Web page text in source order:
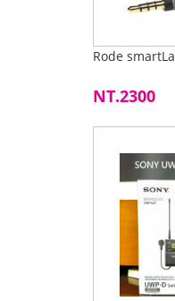
Rode
NT.2300